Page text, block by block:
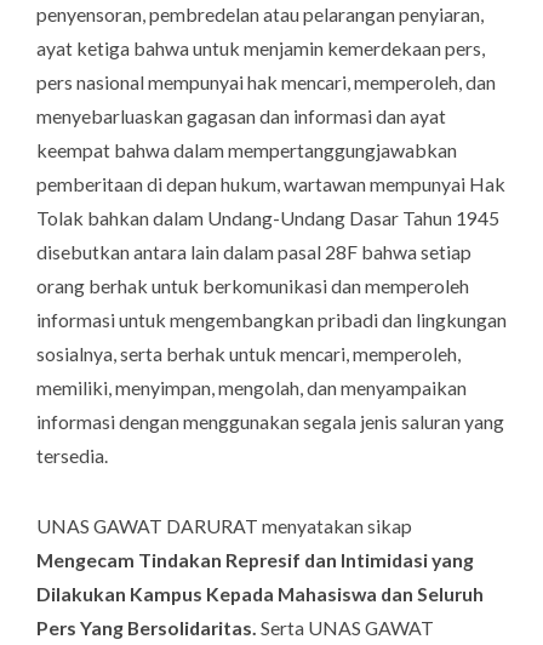
penyensoran, pembredelan atau pelarangan penyiaran,
ayat ketiga bahwa untuk menjamin kemerdekaan pers,
pers nasional mempunyai hak mencari, memperoleh, dan
menyebarluaskan gagasan dan informasi dan ayat
keempat bahwa dalam mempertanggungjawabkan
pemberitaan di depan hukum, wartawan mempunyai Hak
Tolak bahkan dalam Undang-Undang Dasar Tahun 1945
disebutkan antara lain dalam pasal 28F bahwa setiap
orang berhak untuk berkomunikasi dan memperoleh
informasi untuk mengembangkan pribadi dan lingkungan
sosialnya, serta berhak untuk mencari, memperoleh,
memiliki, menyimpan, mengolah, dan menyampaikan
informasi dengan menggunakan segala jenis saluran yang
tersedia.
UNAS GAWAT DARURAT menyatakan sikap
Mengecam Tindakan Represif dan Intimidasi yang
Dilakukan Kampus Kepada Mahasiswa dan Seluruh
Pers Yang Bersolidaritas. Serta UNAS GAWAT